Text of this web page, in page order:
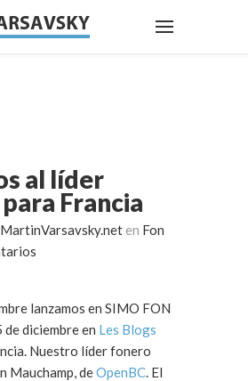
al líder
Francia
MartinVarsavsky.net en Fon
lanzamos en SIMO FON
El 5 de diciembre en Les Blogs
fonero
Mauchamp, deOpenBC. El